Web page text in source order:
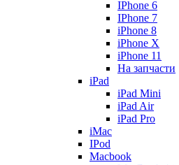
IPhone 6
IPhone 7
iPhone 8
iPhone X
iPhone 11
На запчасти
iPad
iPad Mini
iPad Air
iPad Pro
iMac
IPod
Macbook